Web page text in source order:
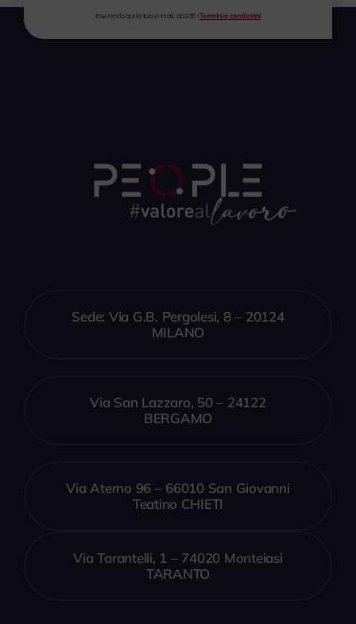
Inserendo qui la tua e-mail, accetti iTermini e condizioni
Sede: Via G.B. Pergolesi, 8 – 20124
MILANO
Via San Lazzaro, 50 – 24122
BERGAMO
Via Aterno 96 – 66010 San Giovanni
Teatino CHIETI
Via Tarantelli, 1 – 74020 Monteiasi
TARANTO